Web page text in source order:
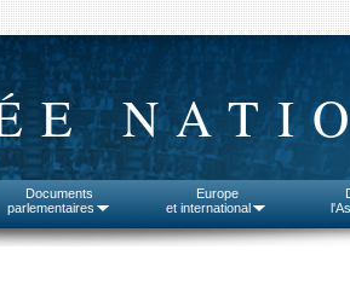
Documents
parlementaires
Europe
et international